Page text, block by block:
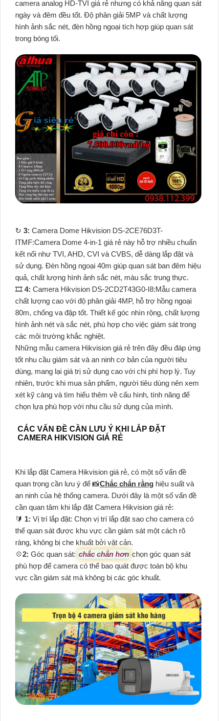
camera analog HD-TVI giá rẻ nhưng có khả năng quan sát
ngày và đêm đều tốt. Độ phân giải 5MP và chất lượng
hình ảnh sắc nét, đèn hồng ngoại tích hợp giúp quan sát
trong bóng tối.
↻ 3: Camera Dome Hikvision DS-2CE76D3T-
ITMF:Camera Dome 4-in-1 giá rẻ này hỗ trợ nhiều chuẩn
kết nối như TVI, AHD, CVI và CVBS, dễ dàng lắp đặt và
sử dụng. Đèn hồng ngoại 40m giúp quan sát ban đêm hiệu
quả, chất lượng hình ảnh sắc nét, màu sắc trung thực.
🎞 4: Camera Hikvision DS-2CD2T43G0-I8:Mẫu camera
chất lượng cao với độ phân giải 4MP, hỗ trợ hồng ngoại
80m, chống va đập tốt. Thiết kế góc nhìn rộng, chất lượng
hình ảnh nét và sắc nét, phù hợp cho việc giám sát trong
các môi trường khắc nghiệt.
Những mẫu camera Hikvision giá rẻ trên đây đều đáp ứng
tốt nhu cầu giám sát và an ninh cơ bản của người tiêu
dùng, mang lại giá trị sử dụng cao với chi phí hợp lý. Tuy
nhiên, trước khi mua sản phẩm, người tiêu dùng nên xem
xét kỹ càng và tìm hiểu thêm về cấu hình, tính năng để
chọn lựa phù hợp với nhu cầu sử dụng của mình.
CÁC VẤN ĐỀ CẦN LƯU Ý KHI LẮP ĐẶT
CAMERA HIKVISION GIÁ RẺ
Khi lắp đặt Camera Hikvision giá rẻ, có một số vấn đề
quan trọng cần lưu ý để 📸Chắc chắn rằng hiệu suất và
an ninh của hệ thống camera. Dưới đây là một số vấn đề
cần quan tâm khi lắp đặt Camera Hikvision giá rẻ:
🔰 1: Vị trí lắp đặt: Chọn vị trí lắp đặt sao cho camera có
thể quan sát được khu vực cần giám sát một cách rõ
ràng, không bị che khuất bởi vật cản.
💠2: Góc quan sát: chắc chắn hơn chọn góc quan sát
phù hợp để camera có thể bao quát được toàn bộ khu
vực cần giám sát mà không bị các góc khuất.